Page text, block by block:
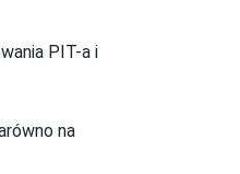
PIT-a i
na